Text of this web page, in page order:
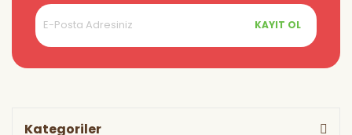
KAYIT OL
Kategoriler